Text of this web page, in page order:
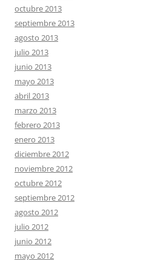
octubre 2013
septiembre 2013
agosto 2013
julio 2013
junio 2013
mayo 2013
abril 2013
marzo 2013
febrero 2013
enero 2013
diciembre 2012
noviembre 2012
octubre 2012
septiembre 2012
agosto 2012
julio 2012
junio 2012
mayo 2012